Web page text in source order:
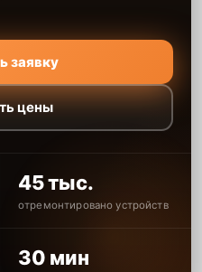
заявку
цены
45 тыс.
отремонтировано устройств
30 мин